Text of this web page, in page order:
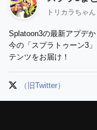
トリカラちゃん
Splatoon3の最新アプデ
今の「スプラトゥーン3
テンツをお届け！
（旧Twitter）